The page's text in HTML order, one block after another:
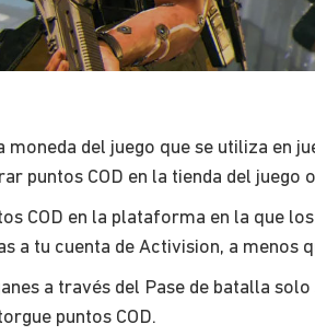
moneda del juego que se utiliza en
puntos COD en la tienda del juego
COD en la plataforma en la que
a tu cuenta de Activision, a menos
a través del Pase de batalla
puntos COD.